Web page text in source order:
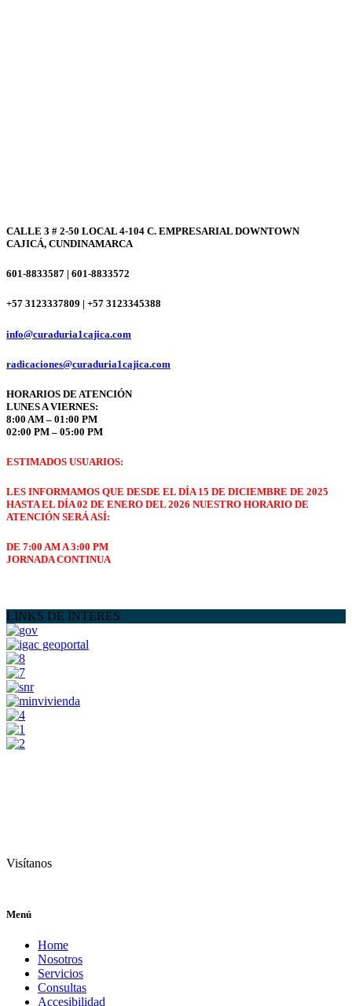
CALLE 3 # 2-50 LOCAL 4-104 C. EMPRESARIAL DOWNTOWN
CAJICÁ, CUNDINAMARCA
601-8833587 | 601-8833572
+57 3123337809 | +57 3123345388
info@curaduria1cajica.com
radicaciones@curaduria1cajica.com
HORARIOS DE ATENCIÓN
LUNES A VIERNES:
8:00 AM – 01:00 PM
02:00 PM – 05:00 PM
ESTIMADOS USUARIOS:
LES INFORMAMOS QUE DESDE EL DÍA 15 DE DICIEMBRE DE 2025
HASTA EL DÍA 02 DE ENERO DEL 2026 NUESTRO HORARIO DE
ATENCIÓN SERÁ ASÍ:
DE 7:00 AM A 3:00 PM
JORNADA CONTINUA
LINKS DE INTERES
Visítanos
Menú
Home
Nosotros
Servicios
Consultas
Accesibilidad